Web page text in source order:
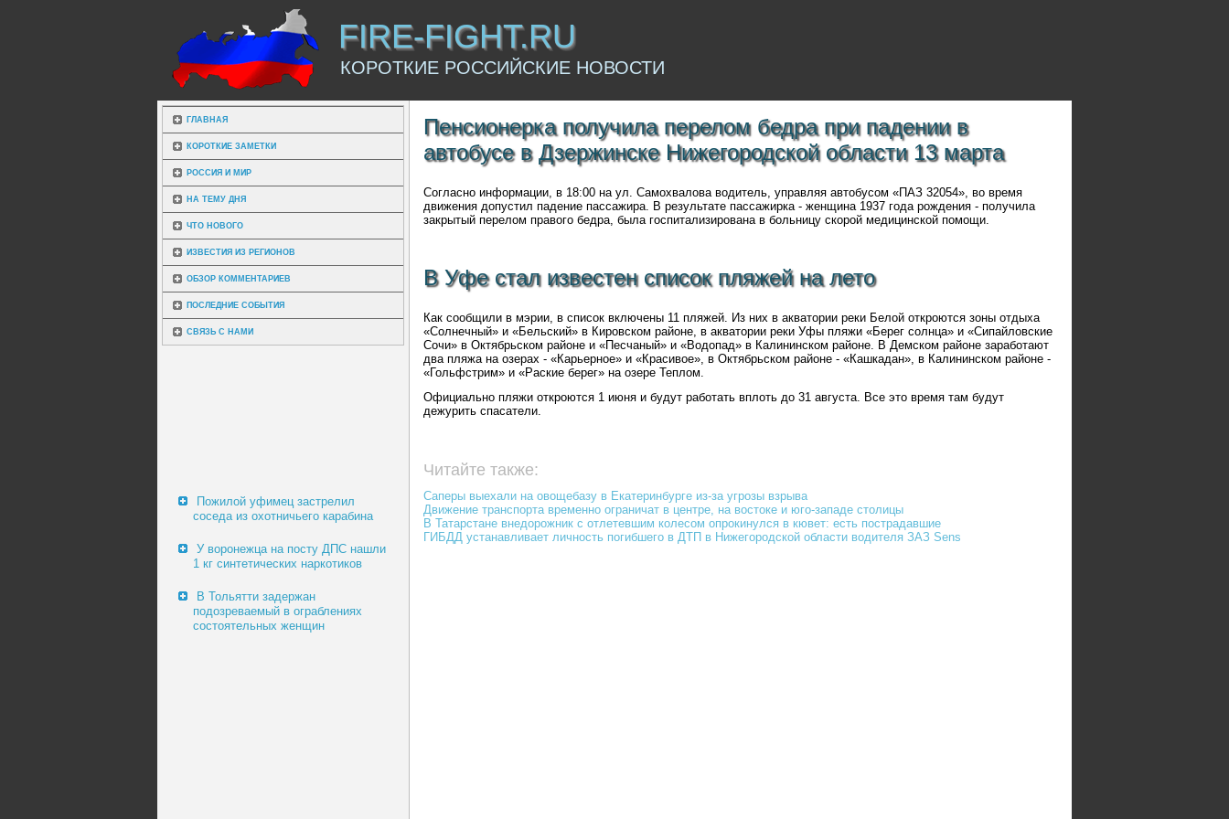
FIRE-FIGHT.RU
КОРОТКИЕ РОССИЙСКИЕ НОВОСТИ
ГЛАВНАЯ
КОРОТКИЕ ЗАМЕТКИ
РОССИЯ И МИР
НА ТЕМУ ДНЯ
ЧТО НОВОГО
ИЗВЕСТИЯ ИЗ РЕГИОНОВ
ОБЗОР КОММЕНТАРИЕВ
ПОСЛЕДНИЕ СОБЫТИЯ
СВЯЗЬ С НАМИ
Пожилой уфимец застрелил
соседа из охотничьего карабина
У воронежца на посту ДПС нашли
1 кг синтетических наркотиков
В Тольятти задержан
подозреваемый в ограблениях
состоятельных женщин
Пенсионерка получила перелом бедра при падении в
автобусе в Дзержинске Нижегородской области 13 марта
Согласно информации, в 18:00 на ул. Самохвалова водитель, управляя автобусом «ПАЗ 32054», во время
движения допустил падение пассажира. В результате пассажирка - женщина 1937 года рождения - получила
закрытый перелом правого бедра, была госпитализирована в больницу скорой медицинской помощи.
В Уфе стал известен список пляжей на лето
Как сообщили в мэрии, в список включены 11 пляжей. Из них в акватории реки Белой откроются зоны отдыха
«Солнечный» и «Бельский» в Кировском районе, в акватории реки Уфы пляжи «Берег солнца» и «Сипайловские
Сочи» в Октябрьском районе и «Песчаный» и «Водопад» в Калининском районе. В Демском районе заработают
два пляжа на озерах - «Карьерное» и «Красивое», в Октябрьском районе - «Кашкадан», в Калининском районе -
«Гольфстрим» и «Раские берег» на озере Теплом.
Официально пляжи откроются 1 июня и будут работать вплоть до 31 августа. Все это время там будут
дежурить спасатели.
Читайте также:
Саперы выехали на овощебазу в Екатеринбурге из-за угрозы взрыва
Движение транспорта временно ограничат в центре, на востоке и юго-западе столицы
В Татарстане внедорожник с отлетевшим колесом опрокинулся в кювет: есть пострадавшие
ГИБДД устанавливает личность погибшего в ДТП в Нижегородской области водителя ЗАЗ Sens